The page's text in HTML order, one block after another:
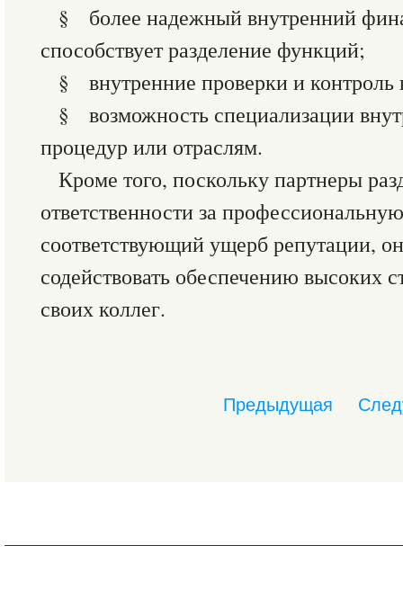
§ более надежный внутренний
способствует разделение функций;
§ внутренние проверки и контроль
§ возможность специализации
процедур или отраслям.
Кроме того, поскольку партнеры
ответственности за
соответствующий ущерб репутации,
содействовать обеспечению высоких
своих коллег.
Предыдущая